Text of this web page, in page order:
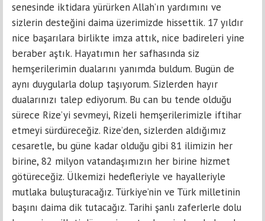
senesinde iktidara yürürken Allah’ın yardımını ve
sizlerin desteğini daima üzerimizde hissettik. 17 yıldır
nice başarılara birlikte imza attık, nice badireleri yine
beraber aştık. Hayatımın her safhasında siz
hemşerilerimin dualarını yanımda buldum. Bugün de
aynı duygularla dolup taşıyorum. Sizlerden hayır
dualarınızı talep ediyorum. Bu can bu tende olduğu
sürece Rize’yi sevmeyi, Rizeli hemşerilerimizle iftihar
etmeyi sürdüreceğiz. Rize’den, sizlerden aldığımız
cesaretle, bu güne kadar olduğu gibi 81 ilimizin her
birine, 82 milyon vatandaşımızın her birine hizmet
götüreceğiz. Ülkemizi hedefleriyle ve hayalleriyle
mutlaka buluşturacağız. Türkiye’nin ve Türk milletinin
başını daima dik tutacağız. Tarihi şanlı zaferlerle dolu